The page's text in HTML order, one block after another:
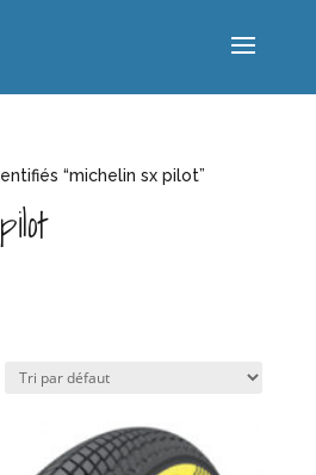
“michelin sx pilot”